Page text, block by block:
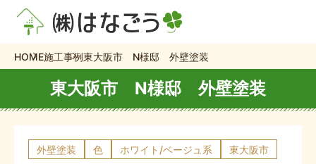
HOME施工事例東大阪市 N様邸 外壁塗装
東大阪市 N様邸 外壁塗装
外壁塗装 色 ホワイト/ベージュ系 東大阪市